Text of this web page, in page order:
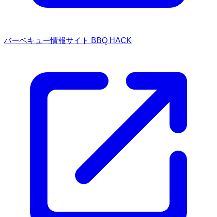
バーベキュー情報サイト BBQ HACK